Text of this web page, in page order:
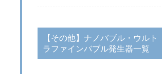
【その他】ナノバブル・ウルト
ラファインバブル発生器一覧